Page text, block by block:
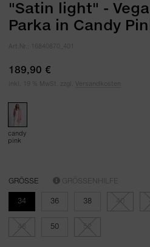
"Satin light" -
Parka in Candy
Art.Nr.:
189,90 €
inkl. 19 % MwSt. zzgl. Versandkosten
candy
pink
GRÖSSE GRÖSSENHILFE
34 36 38
50